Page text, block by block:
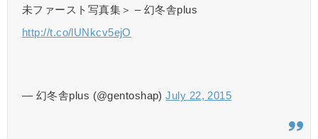
未ファースト写真集＞ – 幻冬舎plus
http://t.co/lUNkcv5ejO
— 幻冬舎plus (@gentoshap)July 22, 2015